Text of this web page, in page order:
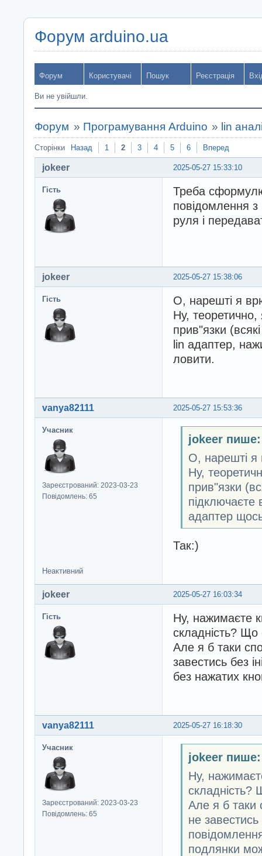
Форум arduino.ua
Форум Користувачі Пошук Реєстрація
Ви не увійшли.
Форум » Програмування Arduino » lin
Сторінки Назад 1 2 3 4 5 6 Вперед
2025-05-27 15:33:10
jokeer
Гість
Треба
повідомлення
руля і
2025-05-27 15:38:06
jokeer
Гість
О, нарешті я
Ну,
прив"язки
lin адаптер,
ловити.
2025-05-27 15:53:36
vanya82111
Учасник
Зареєстрований: 2023-03-23
Повідомлень: 65
jokeer пише:
О, нарешті я
Ну,
прив"язки
адаптер
Так:)
Неактивний
2025-05-27 16:03:34
jokeer
Гість
Ну, нажимаєте
складність?
Але я б таки
завестись без
без нажатих
2025-05-27 16:18:30
vanya82111
Учасник
Зареєстрований: 2023-03-23
Повідомлень: 65
jokeer пише:
Ну,
Але я б таки
не завестись
подлянки